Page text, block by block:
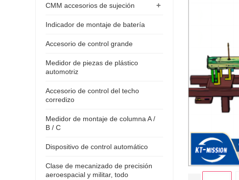
+
CMM accesorios de sujeción
Indicador de montaje de batería
Accesorio de control grande
Medidor de piezas de plástico
automotriz
Accesorio de control del techo
corredizo
Medidor de montaje de columna A /
B / C
Dispositivo de control automático
Clase de mecanizado de precisión
aeroespacial y militar, todo